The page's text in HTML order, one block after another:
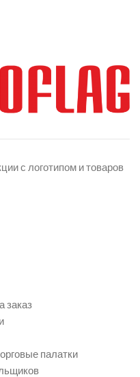
с логотипом и товаров
заказ
палатки